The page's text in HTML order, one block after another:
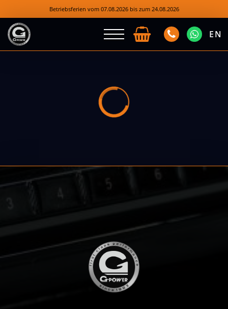
Betriebsferien vom 07.08.2026 bis zum 24.08.2026
EN